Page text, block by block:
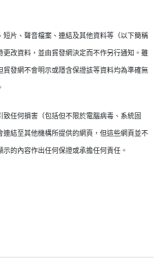
片、聲音檔案、連結及其他資料等（以下簡稱
更改資料，並由貿發網決定而不作另行通知。雖
發網不會明示或隱含保證該等資料均為準確無
任何損害（包括但不限於電腦病毒、系統固
結至其他機構所提供的網頁，但這些網頁並不
的內容作出任何保證或承擔任何責任。